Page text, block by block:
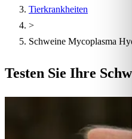
Tierkrankheiten
>
Schweine Mycoplasma
Testen Sie Ihre